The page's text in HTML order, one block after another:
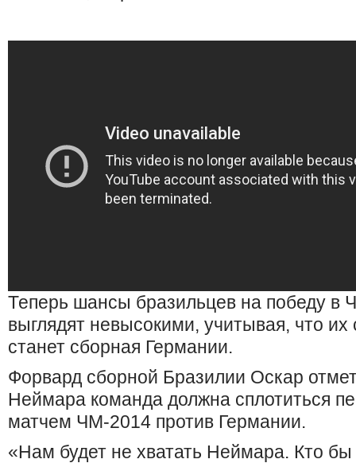
Теперь шансы бразильцев на победу в
выглядят невысокими, учитывая, что
станет сборная Германии.
Форвард сборной Бразилии Оскар
Неймара команда должна сплотиться
матчем ЧМ-2014 против Германии.
«Нам будет не хватать Неймара. Кто